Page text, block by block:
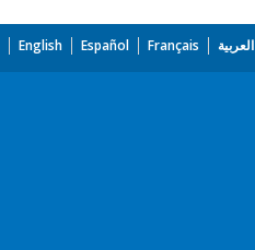
English Español Français العربية